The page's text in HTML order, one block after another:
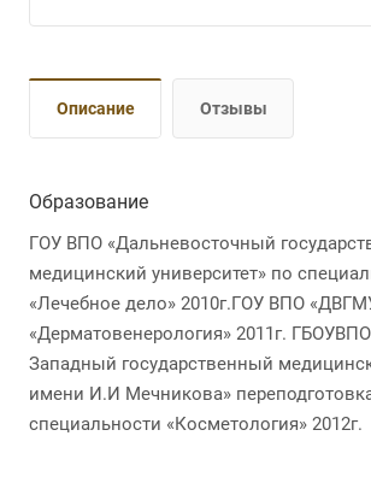
Описание Отзывы
Образование
ГОУ ВПО «Дальневосточный
медицинский университет» по
«Лечебное дело» 2010г.ГОУ ВПО
«Дерматовенерология» 2011г.
Западный государственный
имени И.И Мечникова»
специальности «Косметология» 2012г.